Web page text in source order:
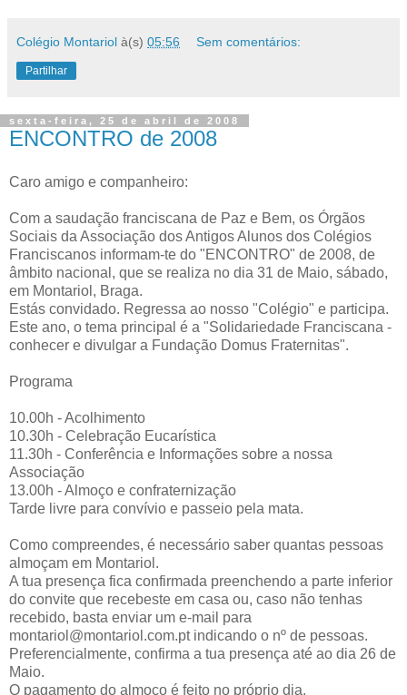
Colégio Montariol à(s) 05:56 Sem comentários:
Partilhar
sexta-feira, 25 de abril de 2008
ENCONTRO de 2008
Caro amigo e companheiro:
Com a saudação franciscana de Paz e Bem, os Órgãos
Sociais da Associação dos Antigos Alunos dos Colégios
Franciscanos informam-te do "ENCONTRO" de 2008, de
âmbito nacional, que se realiza no dia 31 de Maio, sábado,
em Montariol, Braga.
Estás convidado. Regressa ao nosso "Colégio" e participa.
Este ano, o tema principal é a "Solidariedade Franciscana -
conhecer e divulgar a Fundação Domus Fraternitas".
Programa
10.00h - Acolhimento
10.30h - Celebração Eucarística
11.30h - Conferência e Informações sobre a nossa
Associação
13.00h - Almoço e confraternização
Tarde livre para convívio e passeio pela mata.
Como compreendes, é necessário saber quantas pessoas
almoçam em Montariol.
A tua presença fica confirmada preenchendo a parte inferior
do convite que recebeste em casa ou, caso não tenhas
recebido, basta enviar um e-mail para
montariol@montariol.com.pt indicando o nº de pessoas.
Preferencialmente, confirma a tua presença até ao dia 26 de
Maio.
O pagamento do almoço é feito no próprio dia.